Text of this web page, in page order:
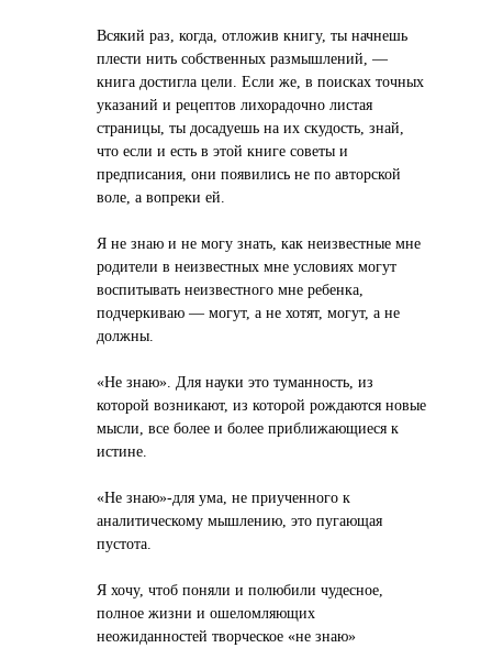
Всякий раз, когда, отложив книгу, ты начнешь
плести нить собственных размышлений, —
книга достигла цели. Если же, в поисках точных
указаний и рецептов лихорадочно листая
страницы, ты досадуешь на их скудость, знай,
что если и есть в этой книге советы и
предписания, они появились не по авторской
воле, а вопреки ей.
Я не знаю и не могу знать, как неизвестные мне
родители в неизвестных мне условиях могут
воспитывать неизвестного мне ребенка,
подчеркиваю — могут, а не хотят, могут, а не
должны.
«Не знаю». Для науки это туманность, из
которой возникают, из которой рождаются новые
мысли, все более и более приближающиеся к
истине.
«Не знаю»-для ума, не приученного к
аналитическому мышлению, это пугающая
пустота.
Я хочу, чтоб поняли и полюбили чудесное,
полное жизни и ошеломляющих
неожиданностей творческое «не знаю»